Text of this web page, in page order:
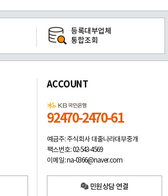
등록대부업체
통합조회
ACCOUNT
92470-2470-61
예금주: 주식회사 대출나라대부중개
팩스번호: 02-543-4569
이메일: na-0366@naver.com
민원상담 연결